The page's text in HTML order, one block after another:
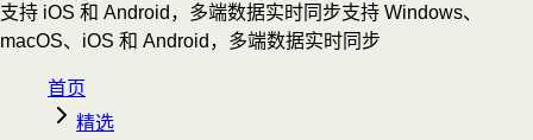
支持 iOS 和 Android，多端数据实时同步支持 Windows、
macOS、iOS 和 Android，多端数据实时同步
首页
精选